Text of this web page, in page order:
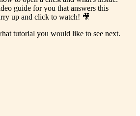
guide for you that answers this
up and click to watch! 🎥
tutorial you would like to see next.